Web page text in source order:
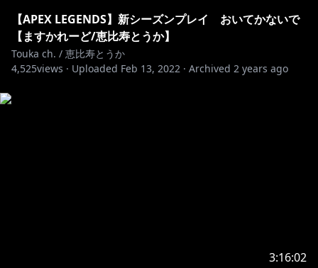
【APEX LEGENDS】新シーズンプレイ おいてかないで
【ますかれーど/恵比寿とうか】
Touka ch. / 恵比寿とうか
4,525views · Uploaded Feb 13, 2022 · Archived 2 years ago
3:16:02